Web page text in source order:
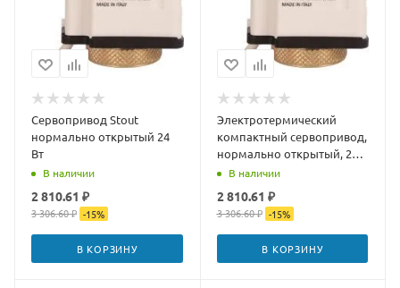
Сервопривод Stout
нормально открытый 24
Вт
В наличии
2 810.61 ₽
3 306.60 ₽ -15%
В КОРЗИНУ
Электротермический
компактный сервопривод,
нормально открытый, 230
В STE-0010-230002
В наличии
2 810.61 ₽
3 306.60 ₽ -15%
В КОРЗИНУ